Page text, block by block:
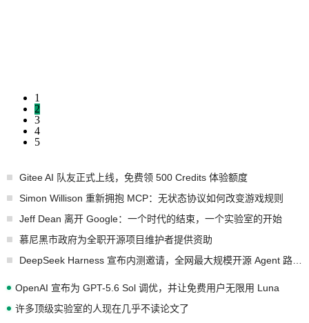
1
2
3
4
5
Gitee AI 队友正式上线，免费领 500 Credits 体验额度
Simon Willison 重新拥抱 MCP：无状态协议如何改变游戏规则
Jeff Dean 离开 Google：一个时代的结束，一个实验室的开始
慕尼黑市政府为全职开源项目维护者提供资助
OpenAI 宣布为 GPT-5.6 Sol 调优，并让免费用户无限用 Luna
许多顶级实验室的人现在几乎不读论文了